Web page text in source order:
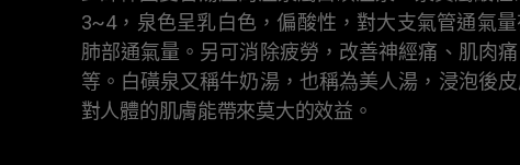
3~4，泉色呈乳白色，偏酸性，對大支氣管通氣
肺部通氣量。另可消除疲勞，改善神經痛、肌肉
等。白磺泉又稱牛奶湯，也稱為美人湯，浸泡後皮
對人體的肌膚能帶來莫大的效益。